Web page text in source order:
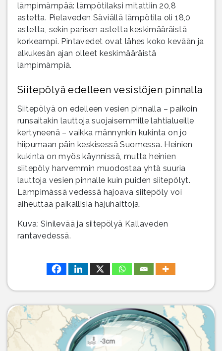
lämpimämpää: lämpötilaksi mitattiin 20,8
astetta. Pielaveden Säviällä lämpötila oli 18,0
astetta, sekin parisen astetta keskimääräistä
korkeampi. Pintavedet ovat lähes koko kevään ja
alkukesän ajan olleet keskimääräistä
lämpimämpiä.
Siitepölyä edelleen vesistöjen pinnalla
Siitepölyä on edelleen vesien pinnalla – paikoin
runsaitakin lauttoja suojaisemmille lahtialueille
kertyneenä – vaikka männynkin kukinta on jo
hiipumaan päin keskisessä Suomessa. Heinien
kukinta on myös käynnissä, mutta heinien
siitepöly harvemmin muodostaa yhtä suuria
lauttoja vesien pinnalle kuin puiden siitepölyt.
Lämpimässä vedessä hajoava siitepöly voi
aiheuttaa paikallisia hajuhaittoja.
Kuva: Sinilevää ja siitepölyä Kallaveden
rantavedessä.